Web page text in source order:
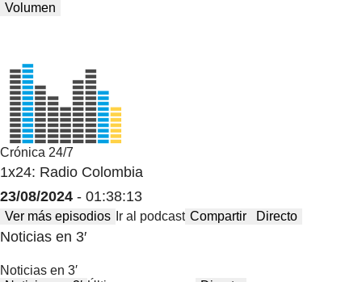
Volumen
Crónica 24/7
1x24: Radio Colombia
23/08/2024 - 01:38:13
Ver más episodios Ir al podcast Compartir Directo
Noticias en 3′
Noticias en 3′